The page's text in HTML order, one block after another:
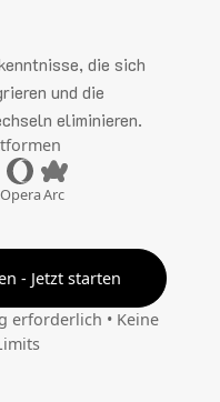
die sich
und die
eliminieren.
OperaArc
- Jetzt starten
erforderlich • Keine